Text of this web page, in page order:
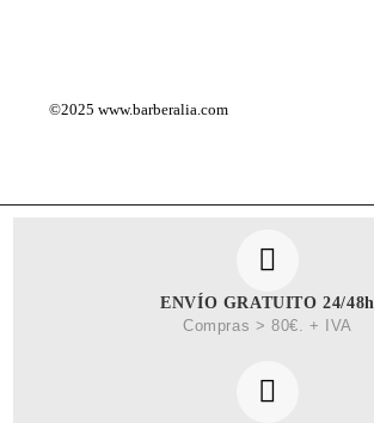
©2025www.barberalia.com
ENVÍO GRATUITO 24/48h
Compras > 80€. + IVA